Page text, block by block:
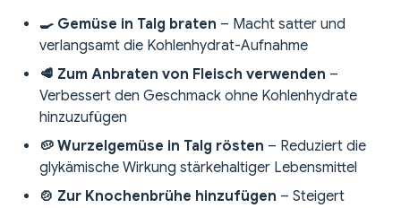
🍳 Gemüse in Talg braten – Macht satter und
verlangsamt die Kohlenhydrat-Aufnahme
🥩 Zum Anbraten von Fleisch verwenden –
Verbessert den Geschmack ohne Kohlenhydrate
hinzuzufügen
🥔 Wurzelgemüse in Talg rösten – Reduziert die
glykämische Wirkung stärkehaltiger Lebensmittel
🍲 Zur Knochenbrühe hinzufügen – Steigert